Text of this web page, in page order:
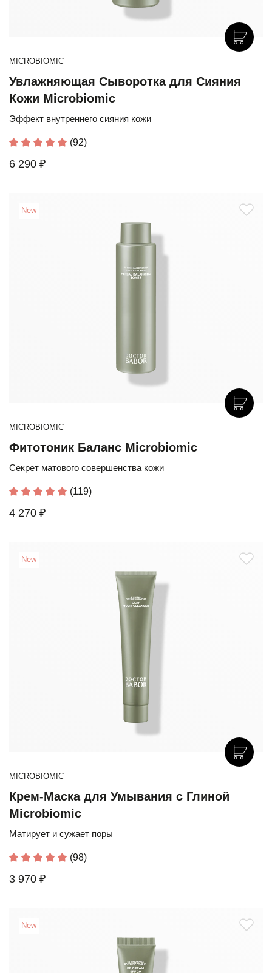
MICROBIOMIC
Увлажняющая Сыворотка для Сияния
Кожи Microbiomic
Эффект внутреннего сияния кожи
(92)
6 290 ₽
New
MICROBIOMIC
Фитотоник Баланс Microbiomic
Секрет матового совершенства кожи
(119)
4 270 ₽
New
MICROBIOMIC
Крем-Маска для Умывания с Глиной
Microbiomic
Матирует и сужает поры
(98)
3 970 ₽
New